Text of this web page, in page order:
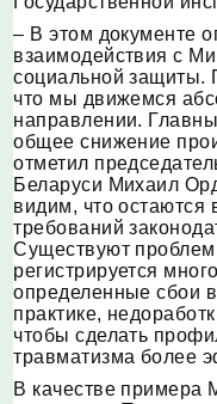
– В этом документе
взаимодействия с
социальной защиты.
что мы движемся
направлении.
общее снижение
отметил
Беларуси Михаил
видим, что
требований
Существуют
регистрируется
определенные сбои
практике,
чтобы сделать
травматизма более
В качестве примера